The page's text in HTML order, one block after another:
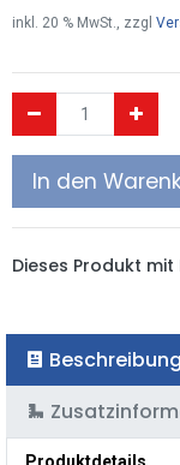
inkl. 20 % MwSt., zzgl
In den
Dieses Produkt
Beschreibung